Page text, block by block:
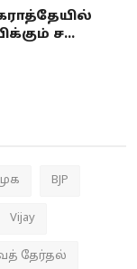
ச...
BJP
Vijay
தேர்தல்